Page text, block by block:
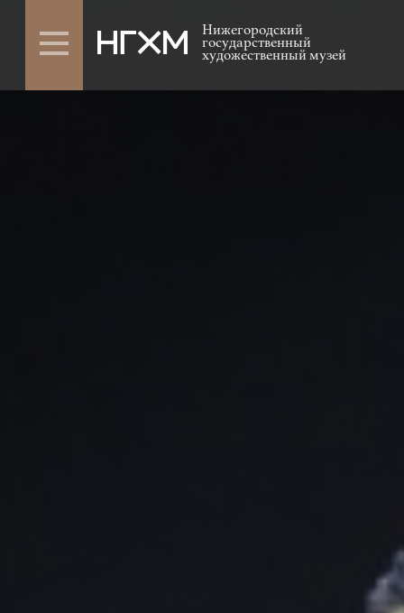
Нижегородский
государственный
художественный музей